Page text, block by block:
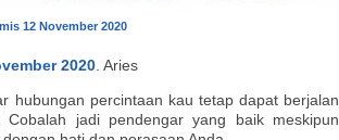
12 November 2020
2020 . Aries
hubungan percintaan kau tetap dapat berjalan
jadi pendengar yang baik meskipun